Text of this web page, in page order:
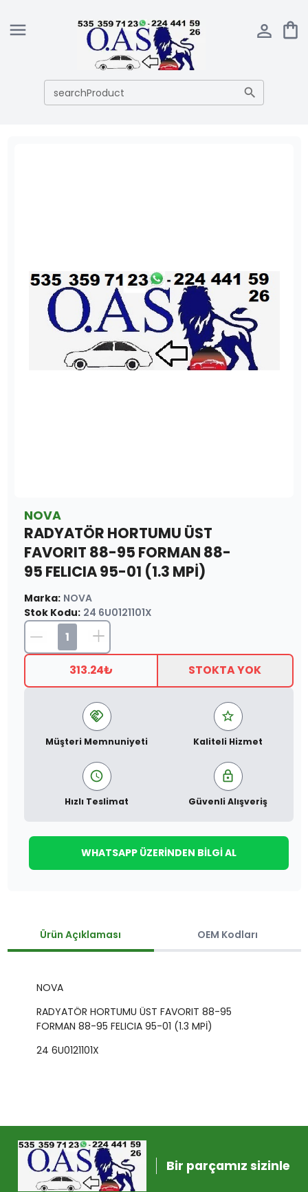
searchProduct
RADYATÖR HORTUMU ÜST
FAVORIT 88-95 FORMAN 88-
95 FELICIA 95-01 (1.3 MPİ)
NOVA
Marka: NOVA
Stok Kodu: 24 6U0121101X
313.24₺ STOKTA YOK
Müşteri Memnuniyeti Kaliteli Hizmet
Hızlı Teslimat Güvenli Alışveriş
WHATSAPP ÜZERINDEN BILGI AL
Ürün Açıklaması OEM Kodları
NOVA
RADYATÖR HORTUMU ÜST FAVORIT 88-95
FORMAN 88-95 FELICIA 95-01 (1.3 MPİ)
24 6U0121101X
Bir parçamız sizinle